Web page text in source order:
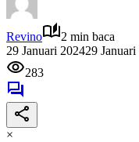
Revino
2 min baca
29 Januari 202429
283
×